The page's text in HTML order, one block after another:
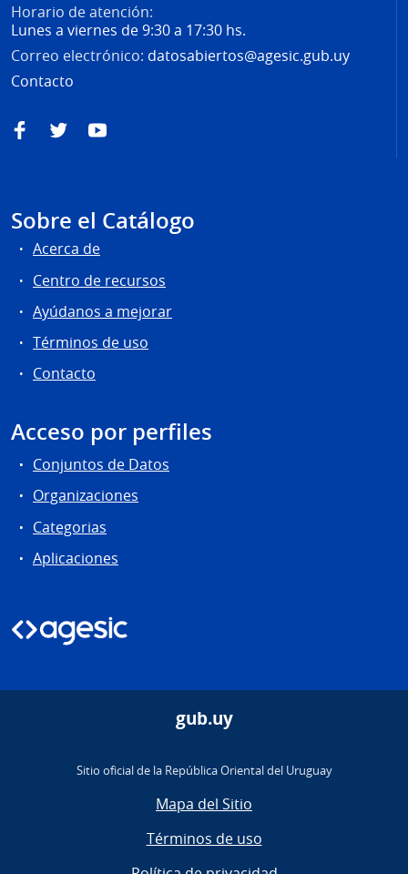
Horario de atención:
Lunes a viernes de 9:30 a 17:30 hs.
Correo electrónico: datosabiertos@agesic.gub.uy
Contacto
FacebookTwitterYouTube
Sobre el Catálogo
Acerca de
Centro de recursos
Ayúdanos a mejorar
Términos de uso
Contacto
Acceso por perfiles
Conjuntos de Datos
Organizaciones
Categorias
Aplicaciones
gub.uy
Sitio oficial de la República Oriental del Uruguay
Mapa del Sitio
Términos de uso